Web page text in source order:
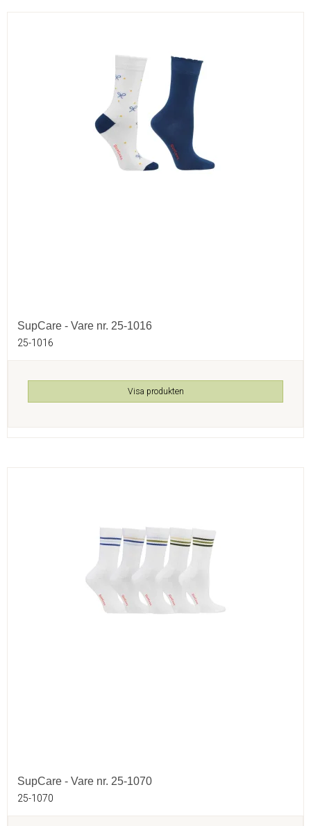
SupCare - Vare nr. 25-1016
25-1016
Visa produkten
SupCare - Vare nr. 25-1070
25-1070